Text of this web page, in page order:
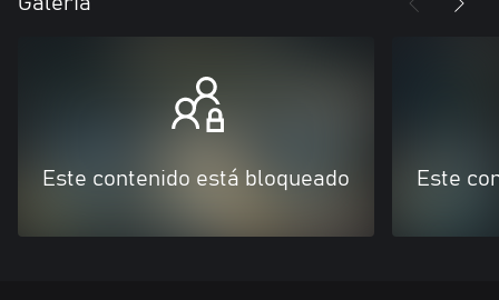
Este contenido está bloqueado Este